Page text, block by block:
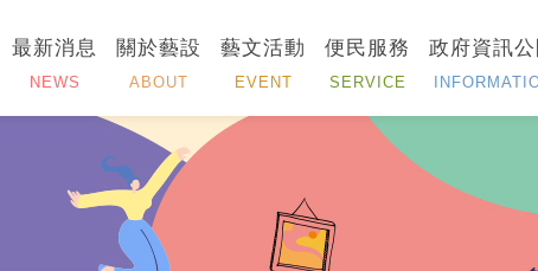
最新消息
NEWS
關於藝設
ABOUT
藝文活動
EVENT
便民服務
SERVICE
政府資訊公